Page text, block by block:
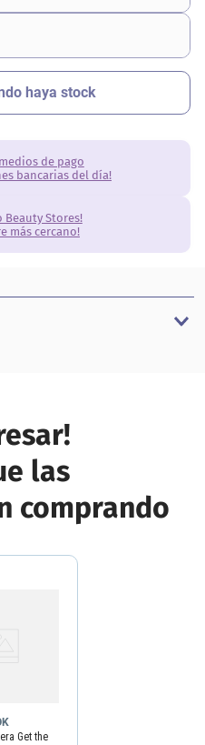
de pago
bancarias del día!
Beauty Stores!
más cercano!
las
comprando
Get the